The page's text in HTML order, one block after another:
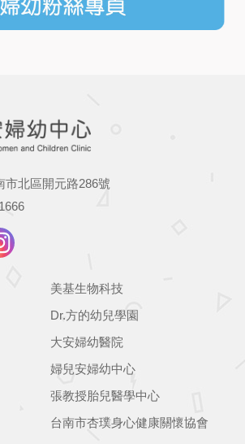
市北區開元路286號
美基生物科技
Dr.方的幼兒學園
大安婦幼醫院
婦兒安婦幼中心
張教授胎兒醫學中心
台南市杏璞身心健康關懷協會